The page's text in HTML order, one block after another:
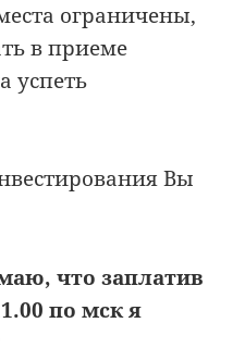
ограничены,
в приеме
успеть
Вы
что заплатив
по мск я